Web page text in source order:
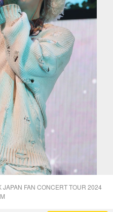
FAN CONCERT TOUR 2024